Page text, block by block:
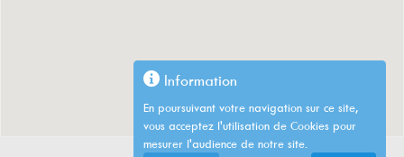
Information
En poursuivant votre navigation sur ce site,
vous acceptez l'utilisation de Cookies pour
mesurer l'audience de notre site.